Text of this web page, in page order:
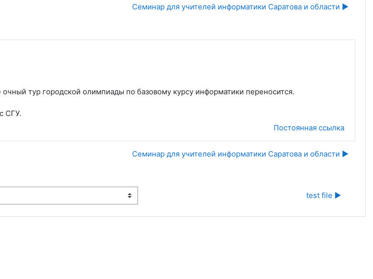
Семинар для учителей информатики Саратова и области ▶︎
тур городской олимпиады по базовому курсу информатики переносится.
СГУ.
Постоянная ссылка
Семинар для учителей информатики Саратова и области ▶︎
test file ▶︎